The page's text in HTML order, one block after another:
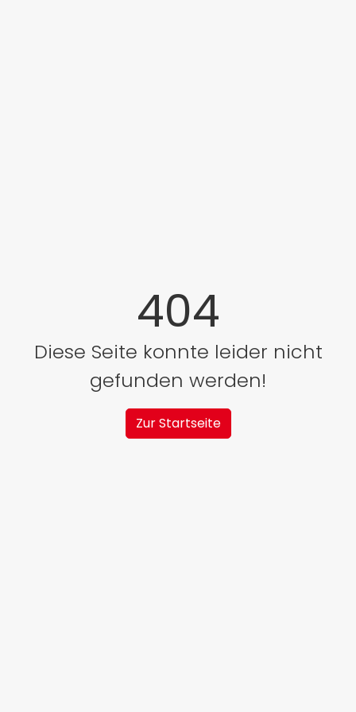
404
Diese Seite konnte leider nicht
gefunden werden!
Zur Startseite